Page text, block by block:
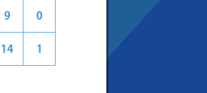
9 0
14 1